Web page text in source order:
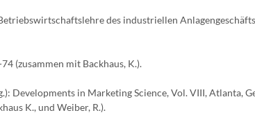
des industriellen
(zusammen mit Backhaus, K.).
Developments in Marketing Science, Vol. VIII, Atlanta,
K., und Weiber, R.).